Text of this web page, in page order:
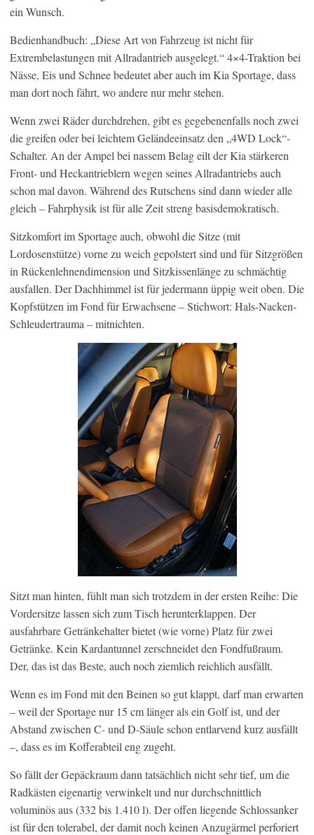
ein Wunsch.
Bedienhandbuch: „Diese Art von Fahrzeug ist nicht für
Extrembelastungen mit Allradantrieb ausgelegt.“ 4×4-Traktion bei
Nässe, Eis und Schnee bedeutet aber auch im Kia Sportage, dass
man dort noch fährt, wo andere nur mehr stehen.
Wenn zwei Räder durchdrehen, gibt es gegebenenfalls noch zwei
die greifen oder bei leichtem Geländeeinsatz den „4WD Lock“-
Schalter. An der Ampel bei nassem Belag eilt der Kia stärkeren
Front- und Heckantrieblern wegen seines Allradantriebs auch
schon mal davon. Während des Rutschens sind dann wieder alle
gleich – Fahrphysik ist für alle Zeit streng basisdemokratisch.
Sitzkomfort im Sportage auch, obwohl die Sitze (mit
Lordosenstütze) vorne zu weich gepolstert sind und für Sitzgrößen
in Rückenlehnendimension und Sitzkissenlänge zu schmächtig
ausfallen. Der Dachhimmel ist für jedermann üppig weit oben. Die
Kopfstützen im Fond für Erwachsene – Stichwort: Hals-Nacken-
Schleudertrauma – mitnichten.
Sitzt man hinten, fühlt man sich trotzdem in der ersten Reihe: Die
Vordersitze lassen sich zum Tisch herunterklappen. Der
ausfahrbare Getränkehalter bietet (wie vorne) Platz für zwei
Getränke. Kein Kardantunnel zerschneidet den Fondfußraum.
Der, das ist das Beste, auch noch ziemlich reichlich ausfällt.
Wenn es im Fond mit den Beinen so gut klappt, darf man erwarten
– weil der Sportage nur 15 cm länger als ein Golf ist, und der
Abstand zwischen C- und D-Säule schon entlarvend kurz ausfällt
–, dass es im Kofferabteil eng zugeht.
So fällt der Gepäckraum dann tatsächlich nicht sehr tief, um die
Radkästen eigenartig verwinkelt und nur durchschnittlich
voluminös aus (332 bis 1.410 l). Der offen liegende Schlossanker
ist für den tolerabel, der damit noch keinen Anzugärmel perforiert